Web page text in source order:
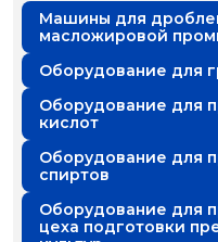
Машины для
масложировой
Оборудование для
Оборудование для
кислот
Оборудование для
спиртов
Оборудование для
цеха подготовки